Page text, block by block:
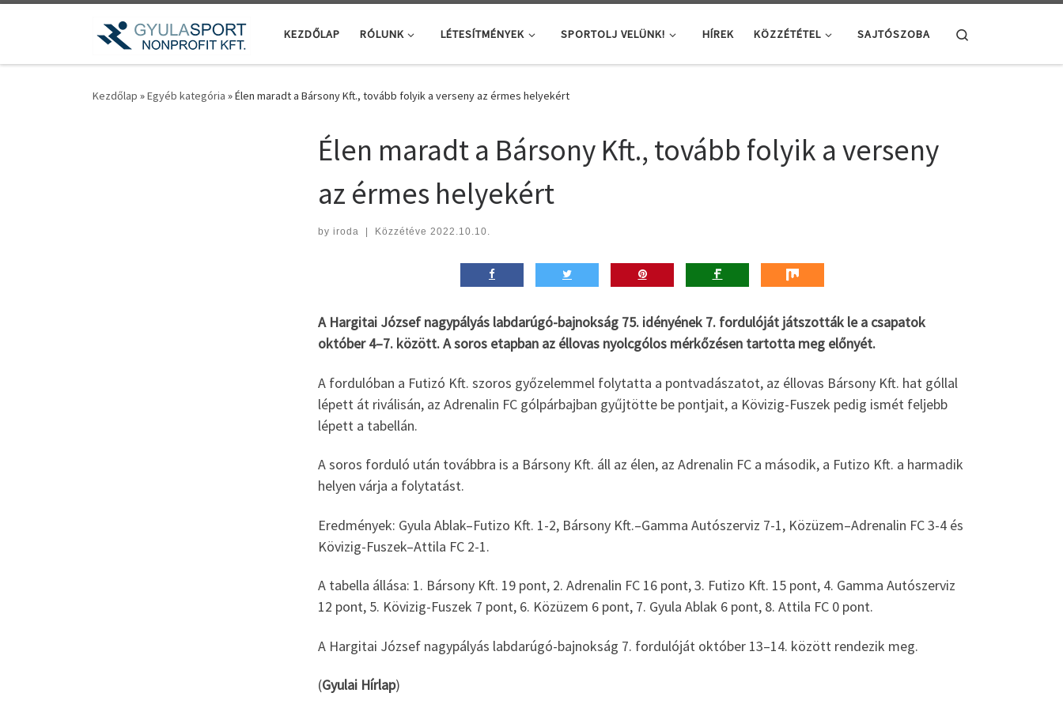
Teljes tartalom megjelenítése
KEZDŐLAP RÓLUNK LÉTESÍTMÉNYEK SPORTOLJ VELÜNK! HÍREK KÖZZÉTÉTEL SAJTÓSZOBA
Kezdőlap »Egyéb kategória »Élen maradt a Bársony Kft., tovább folyik a verseny az érmes helyekért
Élen maradt a Bársony Kft., tovább folyik a verseny
az érmes helyekért
by iroda | Közzétéve 2022.10.10.
A Hargitai József nagypályás labdarúgó-bajnokság 75. idényének 7. fordulóját játszották le a csapatok
október 4–7. között. A soros etapban az éllovas nyolcgólos mérkőzésen tartotta meg előnyét.
A fordulóban a Futizó Kft. szoros győzelemmel folytatta a pontvadászatot, az éllovas Bársony Kft. hat góllal
lépett át riválisán, az Adrenalin FC gólpárbajban gyűjtötte be pontjait, a Kövizig-Fuszek pedig ismét feljebb
lépett a tabellán.
A soros forduló után továbbra is a Bársony Kft. áll az élen, az Adrenalin FC a második, a Futizo Kft. a harmadik
helyen várja a folytatást.
Eredmények: Gyula Ablak–Futizo Kft. 1-2, Bársony Kft.–Gamma Autószerviz 7-1, Közüzem–Adrenalin FC 3-4 és
Kövizig-Fuszek–Attila FC 2-1.
A tabella állása: 1. Bársony Kft. 19 pont, 2. Adrenalin FC 16 pont, 3. Futizo Kft. 15 pont, 4. Gamma Autószerviz
12 pont, 5. Kövizig-Fuszek 7 pont, 6. Közüzem 6 pont, 7. Gyula Ablak 6 pont, 8. Attila FC 0 pont.
A Hargitai József nagypályás labdarúgó-bajnokság 7. fordulóját október 13–14. között rendezik meg.
(Gyulai Hírlap)